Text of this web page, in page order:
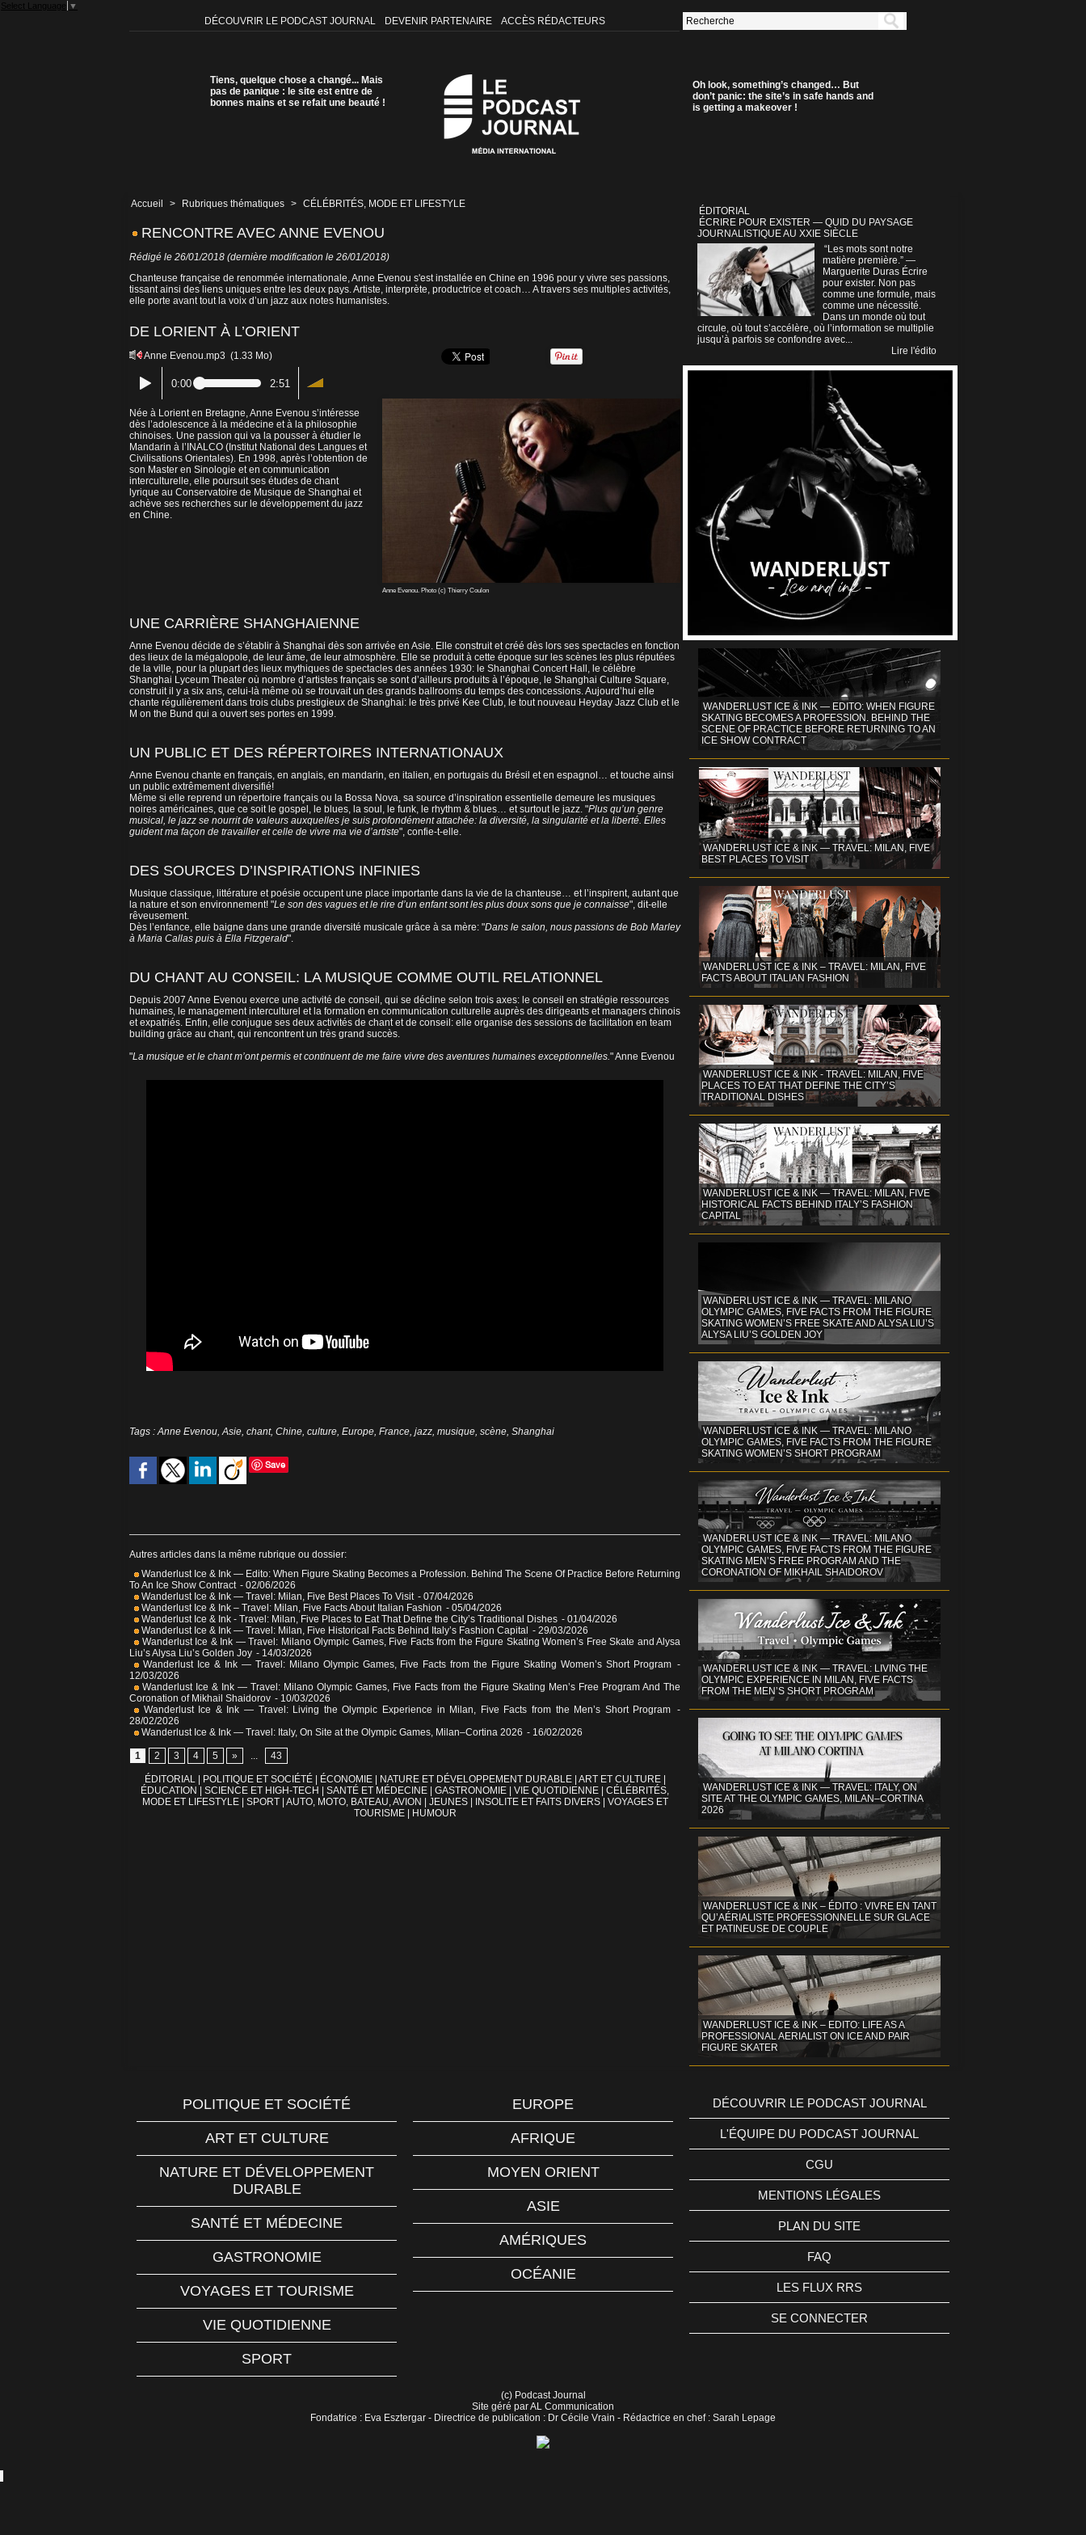
Select Language ▼
DÉCOUVRIR LE PODCAST JOURNAL DEVENIR PARTENAIRE ACCÈS RÉDACTEURS
Tiens, quelque chose a changé... Mais
pas de panique : le site est entre de
bonnes mains et se refait une beauté !
Oh look, something’s changed… But
don’t panic: the site’s in safe hands and
is getting a makeover !
Accueil > Rubriques thématiques > CÉLÉBRITÉS, MODE ET LIFESTYLE
RENCONTRE AVEC ANNE EVENOU
Rédigé le 26/01/2018 (dernière modification le 26/01/2018)
Chanteuse française de renommée internationale, Anne Evenou s'est installée en Chine en 1996 pour y vivre ses passions,
tissant ainsi des liens uniques entre les deux pays. Artiste, interprète, productrice et coach… A travers ses multiples activités,
elle porte avant tout la voix d’un jazz aux notes humanistes.
DE LORIENT À L’ORIENT
Anne Evenou. Photo (c) Thierry Coulon
Anne Evenou.mp3 (1.33 Mo)
0:00 2:51
Née à Lorient en Bretagne, Anne Evenou s’intéresse
dès l’adolescence à la médecine et à la philosophie
chinoises. Une passion qui va la pousser à étudier le
Mandarin à l’INALCO (Institut National des Langues et
Civilisations Orientales). En 1998, après l’obtention de
son Master en Sinologie et en communication
interculturelle, elle poursuit ses études de chant
lyrique au Conservatoire de Musique de Shanghai et
achève ses recherches sur le développement du jazz
en Chine.
UNE CARRIÈRE SHANGHAIENNE
Anne Evenou décide de s’établir à Shanghai dès son arrivée en Asie. Elle construit et créé dès lors ses spectacles en fonction
des lieux de la mégalopole, de leur âme, de leur atmosphère. Elle se produit à cette époque sur les scènes les plus réputées
de la ville, pour la plupart des lieux mythiques de spectacles des années 1930: le Shanghai Concert Hall, le célèbre
Shanghai Lyceum Theater où nombre d’artistes français se sont d’ailleurs produits à l’époque, le Shanghai Culture Square,
construit il y a six ans, celui-là même où se trouvait un des grands ballrooms du temps des concessions. Aujourd’hui elle
chante régulièrement dans trois clubs prestigieux de Shanghai: le très privé Kee Club, le tout nouveau Heyday Jazz Club et le
M on the Bund qui a ouvert ses portes en 1999.
UN PUBLIC ET DES RÉPERTOIRES INTERNATIONAUX
Anne Evenou chante en français, en anglais, en mandarin, en italien, en portugais du Brésil et en espagnol… et touche ainsi
un public extrêmement diversifié!
Même si elle reprend un répertoire français ou la Bossa Nova, sa source d’inspiration essentielle demeure les musiques
noires américaines, que ce soit le gospel, le blues, la soul, le funk, le rhythm & blues… et surtout le jazz. "Plus qu’un genre
musical, le jazz se nourrit de valeurs auxquelles je suis profondément attachée: la diversité, la singularité et la liberté. Elles
guident ma façon de travailler et celle de vivre ma vie d’artiste", confie-t-elle.
DES SOURCES D’INSPIRATIONS INFINIES
Musique classique, littérature et poésie occupent une place importante dans la vie de la chanteuse… et l’inspirent, autant que
la nature et son environnement! "Le son des vagues et le rire d’un enfant sont les plus doux sons que je connaisse", dit-elle
rêveusement.
Dès l’enfance, elle baigne dans une grande diversité musicale grâce à sa mère: "Dans le salon, nous passions de Bob Marley
à Maria Callas puis à Ella Fitzgerald".
DU CHANT AU CONSEIL: LA MUSIQUE COMME OUTIL RELATIONNEL
Depuis 2007 Anne Evenou exerce une activité de conseil, qui se décline selon trois axes: le conseil en stratégie ressources
humaines, le management interculturel et la formation en communication culturelle auprès des dirigeants et managers chinois
et expatriés. Enfin, elle conjugue ses deux activités de chant et de conseil: elle organise des sessions de facilitation en team
building grâce au chant, qui rencontrent un très grand succès.
"La musique et le chant m’ont permis et continuent de me faire vivre des aventures humaines exceptionnelles." Anne Evenou
Tags :Anne Evenou,Asie, chant, Chine, culture, Europe, France, jazz, musique, scène, Shanghai
Save
Autres articles dans la même rubrique ou dossier:
Wanderlust Ice & Ink — Edito: When Figure Skating Becomes a Profession. Behind The Scene Of Practice Before Returning
To An Ice Show Contract - 02/06/2026
Wanderlust Ice & Ink — Travel: Milan, Five Best Places To Visit - 07/04/2026
Wanderlust Ice & Ink – Travel: Milan, Five Facts About Italian Fashion - 05/04/2026
Wanderlust Ice & Ink - Travel: Milan, Five Places to Eat That Define the City’s Traditional Dishes - 01/04/2026
Wanderlust Ice & Ink — Travel: Milan, Five Historical Facts Behind Italy’s Fashion Capital - 29/03/2026
Wanderlust Ice & Ink — Travel: Milano Olympic Games, Five Facts from the Figure Skating Women’s Free Skate and Alysa
Liu’s Alysa Liu’s Golden Joy - 14/03/2026
Wanderlust Ice & Ink — Travel: Milano Olympic Games, Five Facts from the Figure Skating Women’s Short Program -
12/03/2026
Wanderlust Ice & Ink — Travel: Milano Olympic Games, Five Facts from the Figure Skating Men’s Free Program And The
Coronation of Mikhail Shaidorov - 10/03/2026
Wanderlust Ice & Ink — Travel: Living the Olympic Experience in Milan, Five Facts from the Men’s Short Program -
28/02/2026
Wanderlust Ice & Ink — Travel: Italy, On Site at the Olympic Games, Milan–Cortina 2026 - 16/02/2026
1 2 3 4 5 » ... 43
ÉDITORIAL POLITIQUE ET SOCIÉTÉ ÉCONOMIE NATURE ET DÉVELOPPEMENT DURABLE ART ET CULTURE
ÉDUCATION
SCIENCE ET HIGH-TECH SANTÉ ET MÉDECINE GASTRONOMIE VIE QUOTIDIENNE
CÉLÉBRITÉS,
MODE ET LIFESTYLE
SPORT AUTO, MOTO, BATEAU, AVION JEUNES INSOLITE ET FAITS DIVERS
VOYAGES ET
TOURISME
HUMOUR
ÉDITORIAL
ÉCRIRE POUR EXISTER — QUID DU PAYSAGE
JOURNALISTIQUE AU XXIE SIÈCLE
“Les mots sont notre
matière première.” —
Marguerite Duras Écrire
pour exister. Non pas
comme une formule, mais
comme une nécessité.
Dans un monde où tout
circule, où tout s’accélère, où l’information se multiplie
jusqu’à parfois se confondre avec...
Lire l'édito
WANDERLUST ICE & INK — EDITO: WHEN FIGURE
SKATING BECOMES A PROFESSION. BEHIND THE
SCENE OF PRACTICE BEFORE RETURNING TO AN
ICE SHOW CONTRACT
WANDERLUST ICE & INK — TRAVEL: MILAN, FIVE
BEST PLACES TO VISIT
WANDERLUST ICE & INK – TRAVEL: MILAN, FIVE
FACTS ABOUT ITALIAN FASHION
WANDERLUST ICE & INK - TRAVEL: MILAN, FIVE
PLACES TO EAT THAT DEFINE THE CITY’S
TRADITIONAL DISHES
WANDERLUST ICE & INK — TRAVEL: MILAN, FIVE
HISTORICAL FACTS BEHIND ITALY’S FASHION
CAPITAL
WANDERLUST ICE & INK — TRAVEL: MILANO
OLYMPIC GAMES, FIVE FACTS FROM THE FIGURE
SKATING WOMEN’S FREE SKATE AND ALYSA LIU’S
ALYSA LIU’S GOLDEN JOY
WANDERLUST ICE & INK — TRAVEL: MILANO
OLYMPIC GAMES, FIVE FACTS FROM THE FIGURE
SKATING WOMEN’S SHORT PROGRAM
WANDERLUST ICE & INK — TRAVEL: MILANO
OLYMPIC GAMES, FIVE FACTS FROM THE FIGURE
SKATING MEN’S FREE PROGRAM AND THE
CORONATION OF MIKHAIL SHAIDOROV
WANDERLUST ICE & INK — TRAVEL: LIVING THE
OLYMPIC EXPERIENCE IN MILAN, FIVE FACTS
FROM THE MEN’S SHORT PROGRAM
WANDERLUST ICE & INK — TRAVEL: ITALY, ON
SITE AT THE OLYMPIC GAMES, MILAN–CORTINA
2026
WANDERLUST ICE & INK – ÉDITO : VIVRE EN TANT
QU’AÉRIALISTE PROFESSIONNELLE SUR GLACE
ET PATINEUSE DE COUPLE
WANDERLUST ICE & INK – EDITO: LIFE AS A
PROFESSIONAL AERIALIST ON ICE AND PAIR
FIGURE SKATER
POLITIQUE ET SOCIÉTÉ
ART ET CULTURE
NATURE ET DÉVELOPPEMENT
DURABLE
SANTÉ ET MÉDECINE
GASTRONOMIE
VOYAGES ET TOURISME
VIE QUOTIDIENNE
SPORT
EUROPE
AFRIQUE
MOYEN ORIENT
ASIE
AMÉRIQUES
OCÉANIE
DÉCOUVRIR LE PODCAST JOURNAL
L'ÉQUIPE DU PODCAST JOURNAL
CGU
MENTIONS LÉGALES
PLAN DU SITE
FAQ
LES FLUX RRS
SE CONNECTER
(c) Podcast Journal
Site géré par AL Communication
Fondatrice : Eva Esztergar - Directrice de publication : Dr Cécile Vrain - Rédactrice en chef : Sarah Lepage